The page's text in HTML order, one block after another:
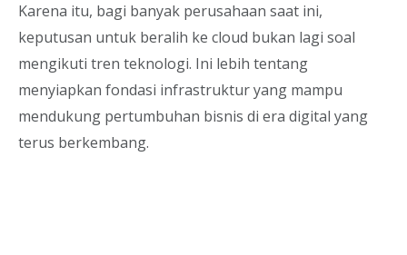
Karena itu, bagi banyak perusahaan saat ini,
keputusan untuk beralih ke cloud bukan lagi soal
mengikuti tren teknologi. Ini lebih tentang
menyiapkan fondasi infrastruktur yang mampu
mendukung pertumbuhan bisnis di era digital yang
terus berkembang.